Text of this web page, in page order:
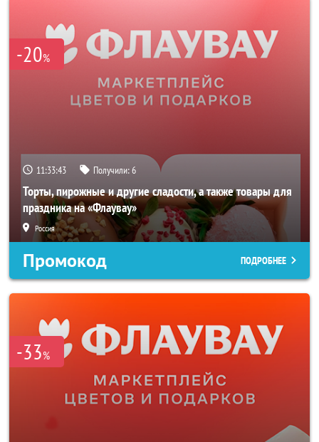
-20%
11:33:41 Получили:6
Торты, пирожные и другие сладости, а также товары для
праздника на «Флаувау»
Россия
Промокод ПОДРОБНЕЕ
-33%